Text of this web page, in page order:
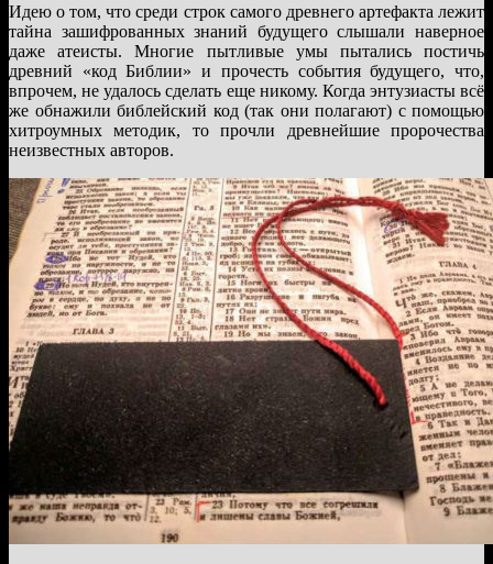
Идею о том, что среди строк самого древнего артефакта лежит
тайна зашифрованных знаний будущего слышали наверное
даже атеисты. Многие пытливые умы пытались постичь
древний «код Библии» и прочесть события будущего, что,
впрочем, не удалось сделать еще никому. Когда энтузиасты всё
же обнажили библейский код (так они полагают) с помощью
хитроумных методик, то прочли древнейшие пророчества
неизвестных авторов.